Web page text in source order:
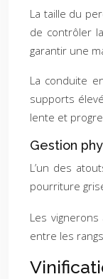
La taille du
de contrôler
garantir une
La conduite
supports
lente et
Gestion
L’un des
pourriture
Les
entre les